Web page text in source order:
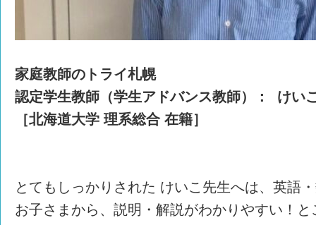
家庭教師のトライ札幌
認定学生教師（学生アドバンス教師）： けい
［北海道大学 理系総合 在籍］
とてもしっかりされた けいこ先生へは、英語
お子さまから、説明・解説がわかりやすい！